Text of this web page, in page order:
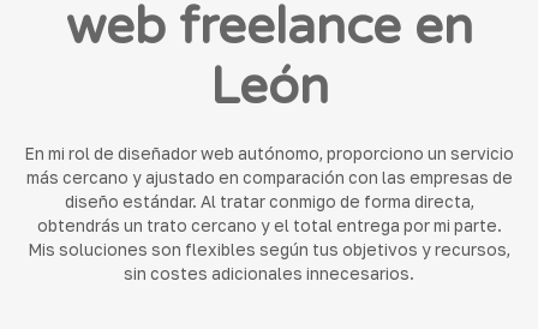
web freelance en
León
En mi rol de diseñador web autónomo, proporciono un servicio
más cercano y ajustado en comparación con las empresas de
diseño estándar. Al tratar conmigo de forma directa,
obtendrás un trato cercano y el total entrega por mi parte.
Mis soluciones son flexibles según tus objetivos y recursos,
sin costes adicionales innecesarios.